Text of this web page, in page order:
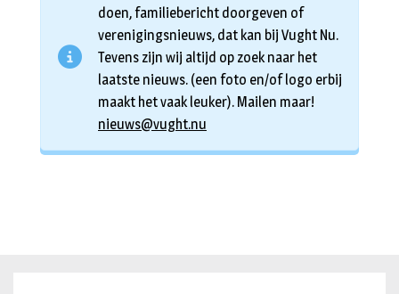
doen, familiebericht doorgeven of
verenigingsnieuws, dat kan bij Vught Nu.
Tevens zijn wij altijd op zoek naar het
laatste nieuws. (een foto en/of logo erbij
maakt het vaak leuker). Mailen maar!
nieuws@vught.nu